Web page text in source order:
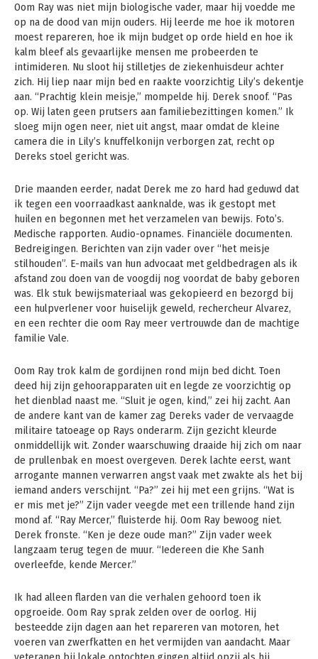
Oom Ray was niet mijn biologische vader, maar hij voedde me
op na de dood van mijn ouders. Hij leerde me hoe ik motoren
moest repareren, hoe ik mijn budget op orde hield en hoe ik
kalm bleef als gevaarlijke mensen me probeerden te
intimideren. Nu sloot hij stilletjes de ziekenhuisdeur achter
zich. Hij liep naar mijn bed en raakte voorzichtig Lily’s dekentje
aan. “Prachtig klein meisje,” mompelde hij. Derek snoof. “Pas
op. Wij laten geen prutsers aan familiebezittingen komen.” Ik
sloeg mijn ogen neer, niet uit angst, maar omdat de kleine
camera die in Lily’s knuffelkonijn verborgen zat, recht op
Dereks stoel gericht was.
Drie maanden eerder, nadat Derek me zo hard had geduwd dat
ik tegen een voorraadkast aanknalde, was ik gestopt met
huilen en begonnen met het verzamelen van bewijs. Foto’s.
Medische rapporten. Audio-opnames. Financiële documenten.
Bedreigingen. Berichten van zijn vader over “het meisje
stilhouden”. E-mails van hun advocaat met geldbedragen als ik
afstand zou doen van de voogdij nog voordat de baby geboren
was. Elk stuk bewijsmateriaal was gekopieerd en bezorgd bij
een hulpverlener voor huiselijk geweld, rechercheur Alvarez,
en een rechter die oom Ray meer vertrouwde dan de machtige
familie Vale.
Oom Ray trok kalm de gordijnen rond mijn bed dicht. Toen
deed hij zijn gehoorapparaten uit en legde ze voorzichtig op
het dienblad naast me. “Sluit je ogen, kind,” zei hij zacht. Aan
de andere kant van de kamer zag Dereks vader de vervaagde
militaire tatoeage op Rays onderarm. Zijn gezicht kleurde
onmiddellijk wit. Zonder waarschuwing draaide hij zich om naar
de prullenbak en moest overgeven. Derek lachte eerst, want
arrogante mannen verwarren angst vaak met zwakte als het bij
iemand anders verschijnt. “Pa?” zei hij met een grijns. “Wat is
er mis met je?” Zijn vader veegde met een trillende hand zijn
mond af. “Ray Mercer,” fluisterde hij. Oom Ray bewoog niet.
Derek fronste. “Ken je deze oude man?” Zijn vader week
langzaam terug tegen de muur. “Iedereen die Khe Sanh
overleefde, kende Mercer.”
Ik had alleen flarden van die verhalen gehoord toen ik
opgroeide. Oom Ray sprak zelden over de oorlog. Hij
besteedde zijn dagen aan het repareren van motoren, het
voeren van zwerfkatten en het vermijden van aandacht. Maar